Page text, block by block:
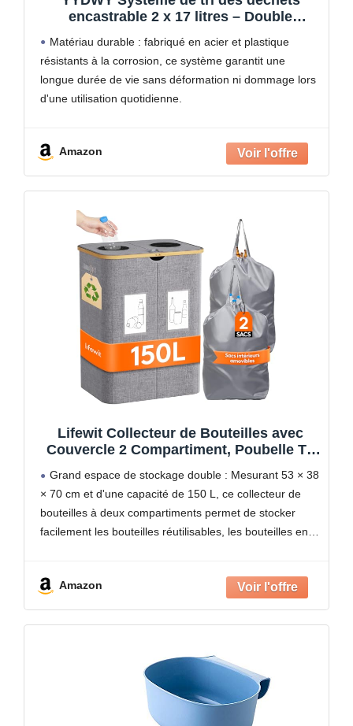
encastrable 2 x 17 litres – Double
silencieux, robuste et résistant à la
corrosion pour armoires de cuisine
Matériau durable : fabriqué en acier et plastique
résistants à la corrosion, ce système garantit une
longue durée de vie sans déformation ni dommage lors
d'une utilisation quotidienne.
Amazon
Lifewit Collecteur de Bouteilles avec
Couvercle 2 Compartiment, Poubelle Tri
Poubelle Exterieur de Recyclage avec
Trou, Cuisine Rangement, 150L, Gris
Clair
Grand espace de stockage double : Mesurant 53 × 38
× 70 cm et d'une capacité de 150 L, ce collecteur de
bouteilles à deux compartiments permet de stocker
facilement les bouteilles réutilisables, les bouteilles en
Amazon